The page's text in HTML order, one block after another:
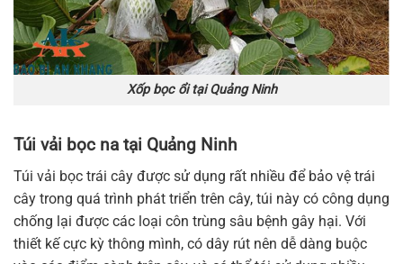
Xốp bọc ổi tại Quảng Ninh
Túi vải bọc na tại Quảng Ninh
Túi vải bọc trái cây được sử dụng rất nhiều để bảo vệ trái
cây trong quá trình phát triển trên cây, túi này có công dụng
chống lại được các loại côn trùng sâu bệnh gây hại. Với
thiết kế cực kỳ thông mình, có dây rút nên dễ dàng buộc